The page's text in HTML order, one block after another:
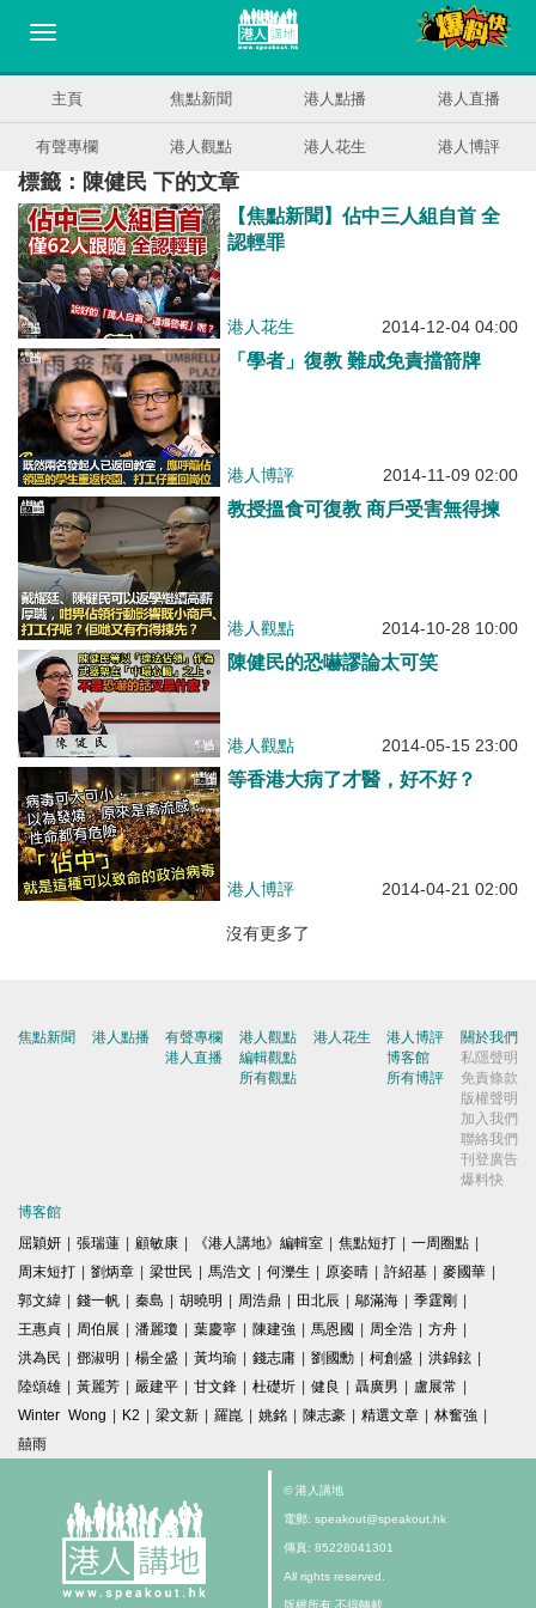
主頁 焦點新聞 港人點播 港人直播
有聲專欄 港人觀點 港人花生 港人博評
標籤：陳健民 下的文章
【焦點新聞】佔中三人組自首 全
認輕罪
港人花生 2014-12-04 04:00
「學者」復教 難成免責擋箭牌
港人博評 2014-11-09 02:00
教授搵食可復教 商戶受害無得揀
港人觀點 2014-10-28 10:00
陳健民的恐嚇謬論太可笑
港人觀點 2014-05-15 23:00
等香港大病了才醫，好不好？
港人博評 2014-04-21 02:00
沒有更多了
焦點新聞 港人點播
有聲專欄
港人直播
港人觀點
編輯觀點
所有觀點
港人花生
港人博評
博客館
所有博評
關於我們
私隱聲明
免責條款
版權聲明
加入我們
聯絡我們
刊登廣告
爆料快
博客館
屈穎妍 | 張瑞蓮 | 顧敏康 | 《港人講地》編輯室 | 焦點短打 | 一周圈點 |
周末短打 | 劉炳章 | 梁世民 | 馬浩文 | 何濼生 | 原姿晴 | 許紹基 | 麥國華 |
郭文緯 | 錢一帆 | 秦島 | 胡曉明 | 周浩鼎 | 田北辰 | 鄔滿海 | 季霆剛 |
王惠貞 | 周伯展 | 潘麗瓊 | 葉慶寧 | 陳建強 | 馬恩國 | 周全浩 | 方舟 |
洪為民 | 鄧淑明 | 楊全盛 | 黃均瑜 | 錢志庸 | 劉國勳 | 柯創盛 | 洪錦鉉 |
陸頌雄 | 黃麗芳 | 嚴建平 | 甘文鋒 | 杜礎圻 | 健良 | 聶廣男 | 盧展常 |
Winter Wong | K2 | 梁文新 | 羅崑 | 姚銘 | 陳志豪 | 精選文章 | 林奮強 |
囍雨
© 港人講地
電郵: speakout@speakout.hk
傳真: 85228041301
All rights reserved.
版權所有 不得轉載